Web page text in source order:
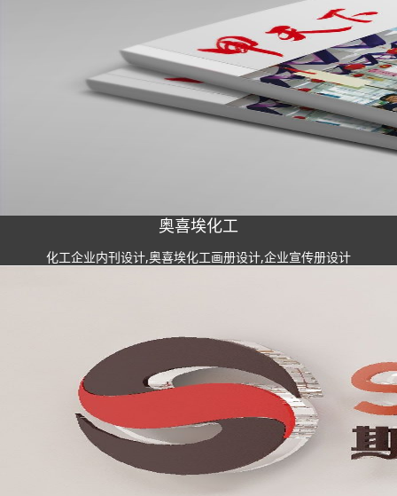
奥喜埃化工
化工企业内刊设计,奥喜埃化工画册设计,企业宣传册设计